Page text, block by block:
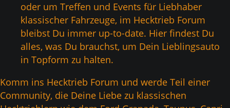
oder um Treffen und Events für Liebhaber
klassischer Fahrzeuge, im Hecktrieb Forum
bleibst Du immer up-to-date. Hier findest Du
alles, was Du brauchst, um Dein Lieblingsauto
in Topform zu halten.
Komm ins Hecktrieb Forum und werde Teil einer
Community, die Deine Liebe zu klassischen